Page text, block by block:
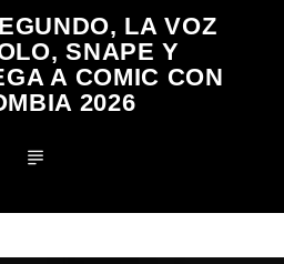
LA VOZ
SNAPE Y
A COMIC CON
2026